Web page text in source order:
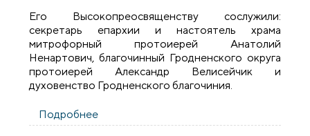
Его Высокопреосвященству сослужили:
секретарь епархии и настоятель храма
митрофорный протоиерей Анатолий
Ненартович, благочинный Гродненского округа
протоиерей Александр Велисейчик и
духовенство Гродненского благочиния.
Подробнее
литургию в храме в честь Собора Всех